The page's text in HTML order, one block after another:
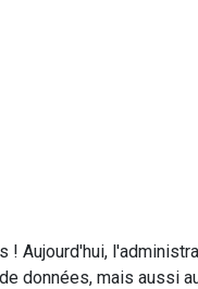
Aujourd'hui,
données, mais aussi